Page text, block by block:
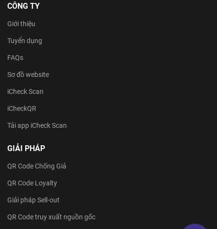
CÔNG TY
Giới thiệu
Tuyển dụng
FAQs
Sơ đồ website
iCheck Scan
iCheckQR
Tải app iCheck Scan
GIẢI PHÁP
QR Code Chống Giả
QR Code Loyalty
Giải pháp Sell-out
QR Code truy xuất nguồn gốc